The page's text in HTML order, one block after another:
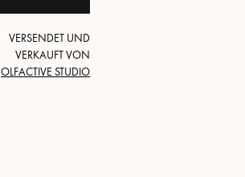
VERSENDET UND
VERKAUFT VON
OLFACTIVE STUDIO